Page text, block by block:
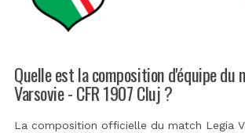
Quelle est la composition d'équipe du
Varsovie - CFR 1907 Cluj ?
La composition officielle du match Legia